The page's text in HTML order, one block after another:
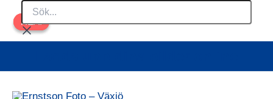
innehåll
Sök...
REA!
REA!